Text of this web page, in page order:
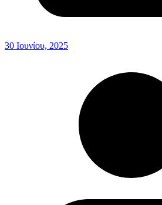
30 Ιουνίου, 2025